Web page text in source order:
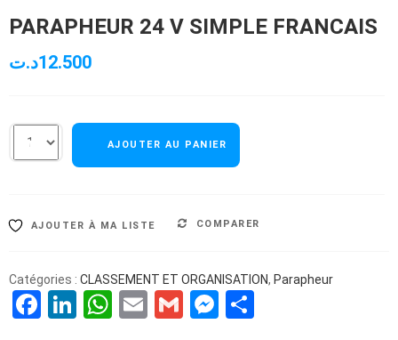
PARAPHEUR 24 V SIMPLE FRANCAIS
12.500د.ت
AJOUTER AU PANIER
AJOUTER À MA LISTE COMPARER
Catégories : CLASSEMENT ET ORGANISATION, Parapheur
Facebook
LinkedIn
WhatsApp
EmailGmailMessenger